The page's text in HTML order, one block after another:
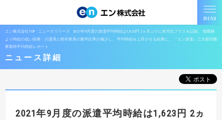
エン株式会社TOP ニュースリリース
2021年9月度の派遣平均時給は1,623円 2ヵ月ぶりに前月比プラスを記録。 他職種
より時給の低い医療・介護系と軽作業系の案件比率が減少し、 平均時給を上昇させる結果に。 『エン派遣』三大都市圏
募集時平均時給レポート
ニュース詳細
2021年9月度の派遣平均時給は1,623円 2ヵ